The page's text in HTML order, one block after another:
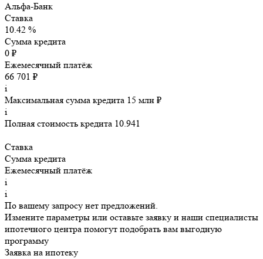
Альфа-Банк
Ставка
10.42 %
Сумма кредита
0 ₽
Ежемесячный платёж
66 701 ₽
i
Максимальная сумма кредита 15 млн ₽
i
Полная стоимость кредита 10.941
Ставка
Сумма кредита
Ежемесячный платёж
i
i
По вашему запросу нет предложений.
Измените параметры или оставьте заявку и наши специалисты
ипотечного центра помогут подобрать вам выгодную
программу
Заявка на ипотеку